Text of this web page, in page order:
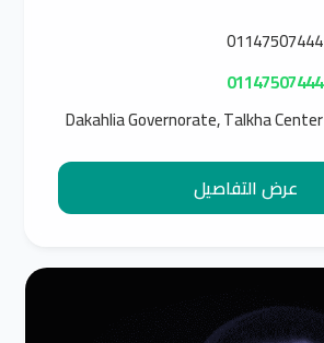
01147507444
01147507444
Dakahlia Governorate, Talkha Center
عرض التفاصيل